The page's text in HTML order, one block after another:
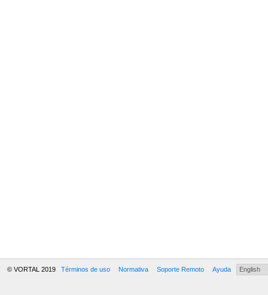
© VORTAL 2019 Términos de uso Normativa Soporte Remoto Ayuda